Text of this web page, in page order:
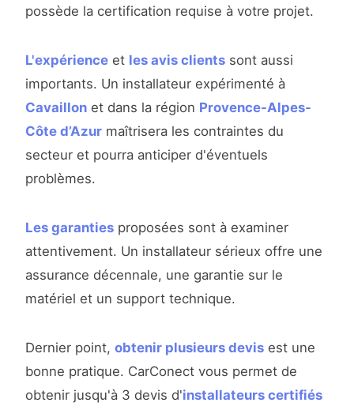
possède la certification requise à votre projet.
L'expérience et les avis clients sont aussi
importants. Un installateur expérimenté à
Cavaillon et dans la région Provence-Alpes-
Côte d’Azur maîtrisera les contraintes du
secteur et pourra anticiper d'éventuels
problèmes.
Les garanties proposées sont à examiner
attentivement. Un installateur sérieux offre une
assurance décennale, une garantie sur le
matériel et un support technique.
Dernier point, obtenir plusieurs devis est une
bonne pratique. CarConect vous permet de
obtenir jusqu'à 3 devis d'installateurs certifiés